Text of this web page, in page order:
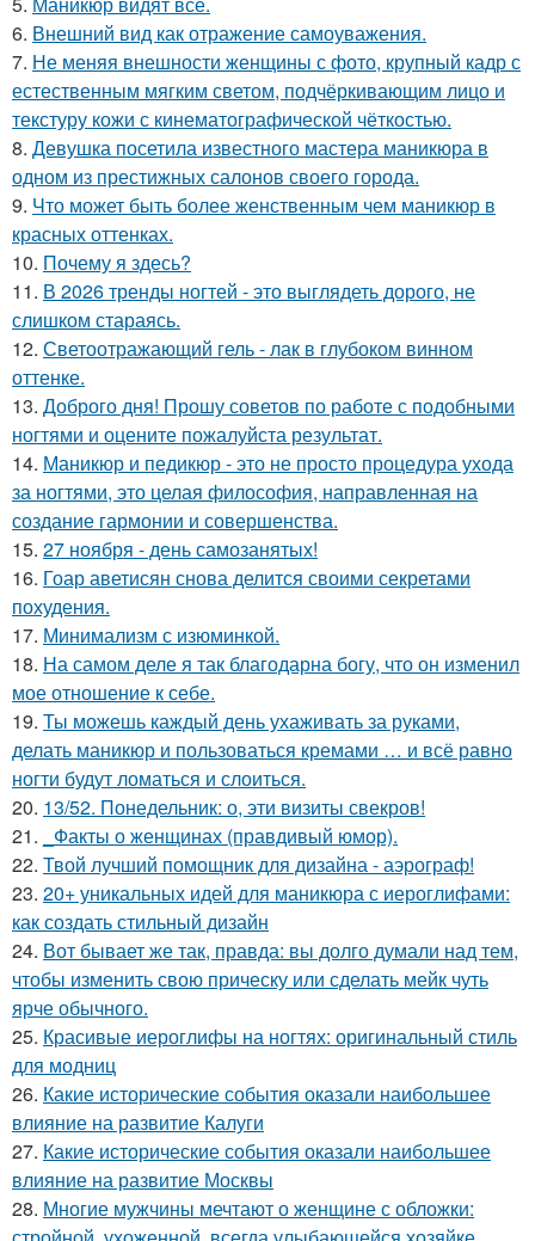
6. Внешний вид как отражение самоуважения.
7. Не меняя внешности женщины с фото, крупный кадр с
естественным мягким светом, подчёркивающим лицо и
текстуру кожи с кинематографической чёткостью.
8. Девушка посетила известного мастера маникюра в
одном из престижных салонов своего города.
9. Что может быть более женственным чем маникюр в
красных оттенках.
10. Почему я здесь?
11. В 2026 тренды ногтей - это выглядеть дорого, не
слишком стараясь.
12. Светоотражающий гель - лак в глубоком винном
оттенке.
13. Доброго дня! Прошу советов по работе с подобными
ногтями и оцените пожалуйста результат.
14. Маникюр и педикюр - это не просто процедура ухода
за ногтями, это целая философия, направленная на
создание гармонии и совершенства.
15. 27 ноября - день самозанятых!
16. Гоар аветисян снова делится своими секретами
похудения.
17. Минимализм с изюминкой.
18. На самом деле я так благодарна богу, что он изменил
мое отношение к себе.
19. Ты можешь каждый день ухаживать за руками,
делать маникюр и пользоваться кремами … и всё равно
ногти будут ломаться и слоиться.
20. 13/52. Понедельник: о, эти визиты свекров!
21.
_Факты о женщинах (правдивый юмор).
22. Твой лучший помощник для дизайна - аэрограф!
23. 20+ уникальных идей для маникюра с иероглифами:
как создать стильный дизайн
24. Вот бывает же так, правда: вы долго думали над тем,
чтобы изменить свою прическу или сделать мейк чуть
ярче обычного.
25. Красивые иероглифы на ногтях: оригинальный стиль
для модниц
26. Какие исторические события оказали наибольшее
влияние на развитие Калуги
27. Какие исторические события оказали наибольшее
влияние на развитие Москвы
28. Многие мужчины мечтают о женщине с обложки: